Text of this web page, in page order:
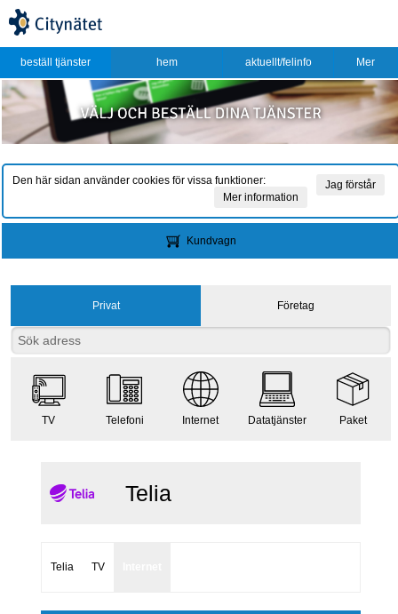
beställ tjänster hem aktuellt/felinfo Mer
Den här sidan använder cookies för vissa funktioner:
Jag förstår
Mer information
Kundvagn
Privat Företag
TV Telefoni Internet Datatjänster Paket
Telia
Telia TV